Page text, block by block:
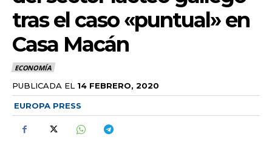
tras el caso «puntual» en
Casa Macán
ECONOMÍA
PUBLICADA EL 14 FEBRERO, 2020
EUROPA PRESS